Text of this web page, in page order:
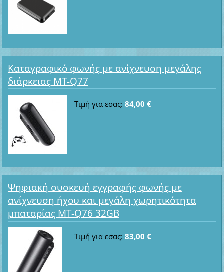
Καταγραφικό φωνής με ανίχνευση μεγάλης
διάρκειας MT-Q77
Τιμή για εσας: 84,00 €
Ψηφιακή συσκευή εγγραφής φωνής με
ανίχνευση ήχου και μεγάλη χωρητικότητα
μπαταρίας MT-Q76 32GB
Τιμή για εσας: 83,00 €